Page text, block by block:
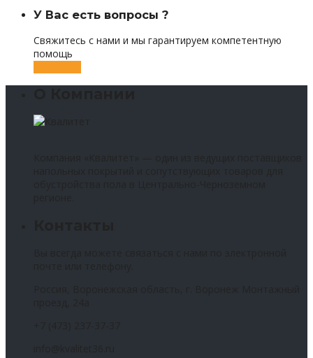
У Вас есть вопросы ?
Свяжитесь с нами и мы гарантируем компетентную
помощь